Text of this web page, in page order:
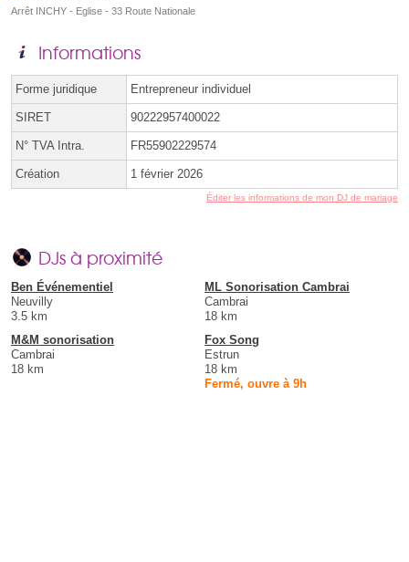
Arrêt INCHY - Eglise - 33 Route Nationale
Informations
Forme juridique Entrepreneur individuel
SIRET 90222957400022
N° TVA Intra. FR55902229574
Création 1 février 2026
Éditer les informations de mon DJ de mariage
DJs à proximité
Ben Événementiel
Neuvilly
3.5 km
ML Sonorisation Cambrai
Cambrai
18 km
M&M sonorisation
Cambrai
18 km
Fox Song
Estrun
18 km
Fermé, ouvre à 9h